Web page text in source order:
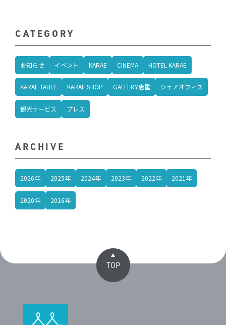
CATEGORY
お知らせ イベント KARAE CINEMA HOTEL KARAE
KARAE TABLE KARAE SHOP GALLERY唐重 シェアオフィス
観光サービス プレス
ARCHIVE
2026年 2025年 2024年 2023年 2022年 2021年
2020年 2016年
TOP